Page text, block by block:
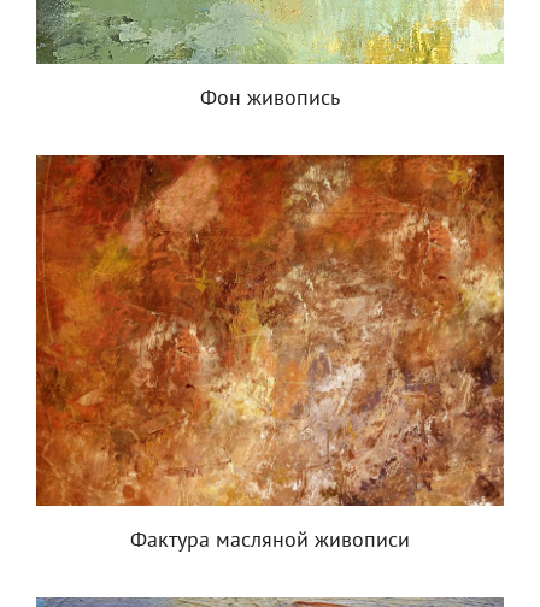
Фон живопись
Фактура масляной живописи